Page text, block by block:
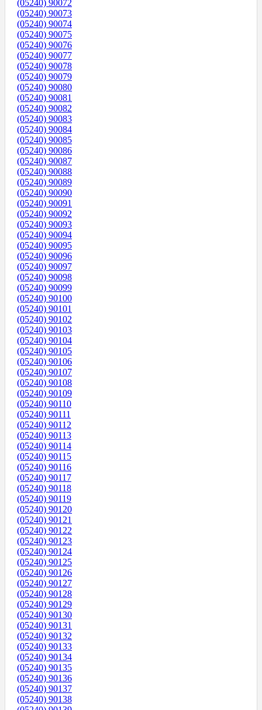
(05240) 90072
(05240) 90073
(05240) 90074
(05240) 90075
(05240) 90076
(05240) 90077
(05240) 90078
(05240) 90079
(05240) 90080
(05240) 90081
(05240) 90082
(05240) 90083
(05240) 90084
(05240) 90085
(05240) 90086
(05240) 90087
(05240) 90088
(05240) 90089
(05240) 90090
(05240) 90091
(05240) 90092
(05240) 90093
(05240) 90094
(05240) 90095
(05240) 90096
(05240) 90097
(05240) 90098
(05240) 90099
(05240) 90100
(05240) 90101
(05240) 90102
(05240) 90103
(05240) 90104
(05240) 90105
(05240) 90106
(05240) 90107
(05240) 90108
(05240) 90109
(05240) 90110
(05240) 90111
(05240) 90112
(05240) 90113
(05240) 90114
(05240) 90115
(05240) 90116
(05240) 90117
(05240) 90118
(05240) 90119
(05240) 90120
(05240) 90121
(05240) 90122
(05240) 90123
(05240) 90124
(05240) 90125
(05240) 90126
(05240) 90127
(05240) 90128
(05240) 90129
(05240) 90130
(05240) 90131
(05240) 90132
(05240) 90133
(05240) 90134
(05240) 90135
(05240) 90136
(05240) 90137
(05240) 90138